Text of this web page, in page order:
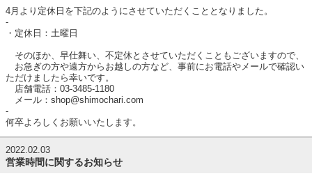
4月より定休日を下記のようにさせていただくこととなりました。
-
・定休日：土曜日
そのほか、早仕舞い、不定休とさせていただくこともございますので、
お急ぎの方や遠方からお越しの方など、事前にお電話やメールで確認い
ただけましたら幸いです。
店舗電話：03-3485-1180
メール：shop@shimochari.com
-
何卒よろしくお願いいたします。
2022.02.03
営業時間に関するお知らせ